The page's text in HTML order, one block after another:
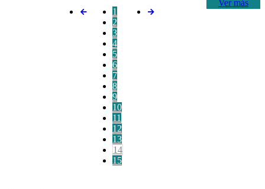
Ver más
1
2
3
4
5
6
7
8
9
10
11
12
13
14
15